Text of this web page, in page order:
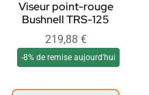
Viseur point-rouge
Bushnell TRS-125
219,88 €
-8% de remise aujourd'hui